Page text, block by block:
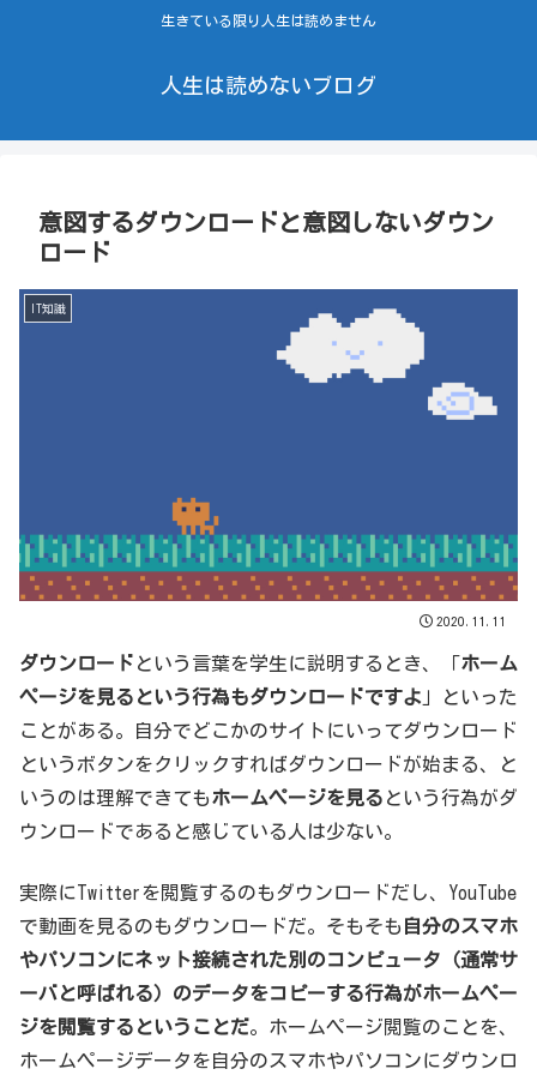
生きている限り人生は読めません
人生は読めないブログ
意図するダウンロードと意図しないダウン
ロード
IT知識
2020.11.11
ダウンロード という言葉を学生に説明するとき、「ホーム
ページを見るという行為もダウンロードですよ 」といった
ことがある。自分でどこかのサイトにいってダウンロード
というボタンをクリックすればダウンロードが始まる、と
いうのは理解できてもホームページを見る という行為がダ
ウンロードであると感じている人は少ない。
実際にTwitterを閲覧するのもダウンロードだし、YouTube
で動画を見るのもダウンロードだ。そもそも 自分のスマホ
やパソコンにネット接続された別のコンピュータ（通常サ
ーバと呼ばれる）のデータをコピーする行為がホームペー
ジを閲覧するということだ。ホームページ閲覧のことを、
ホームページデータを自分のスマホやパソコンにダウンロ